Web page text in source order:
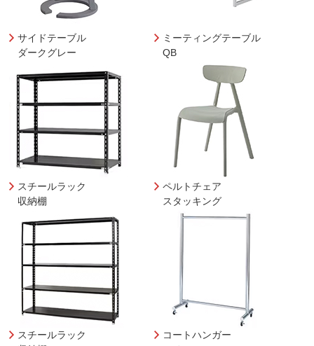
サイドテーブル
ダークグレー
ミーティングテーブル
QB
スチールラック
収納棚
ペルトチェア
スタッキング
スチールラック
コートハンガー